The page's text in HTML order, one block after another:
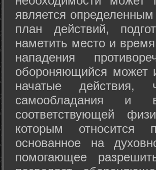
является
план действий,
наметить место и
нападения
обороняющийся может
начатые действия,
самообладания и
соответствующей
которым относится
основанное на
помогающее